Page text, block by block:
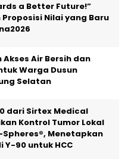
a Better Future!”
Proposisi Nilai yang Baru
Air Bersih dan
Warga Dusun
Selatan
dari Sirtex Medical
Kontrol Tumor Lokal
Spheres®, Menetapkan
Y-90 untuk HCC